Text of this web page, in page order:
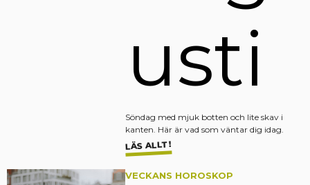
usti
Söndag med mjuk botten och lite skav i
kanten. Här är vad som väntar dig idag.
LÄS ALLT!
VECKANS HOROSKOP